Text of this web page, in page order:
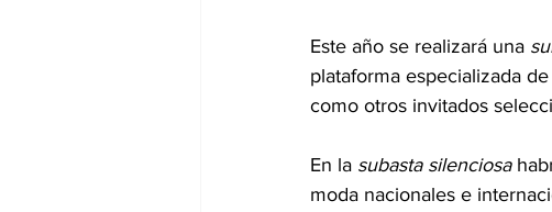
Este año se realizará una
plataforma especializada
como otros invitados
En la subasta silenciosa
moda nacionales e